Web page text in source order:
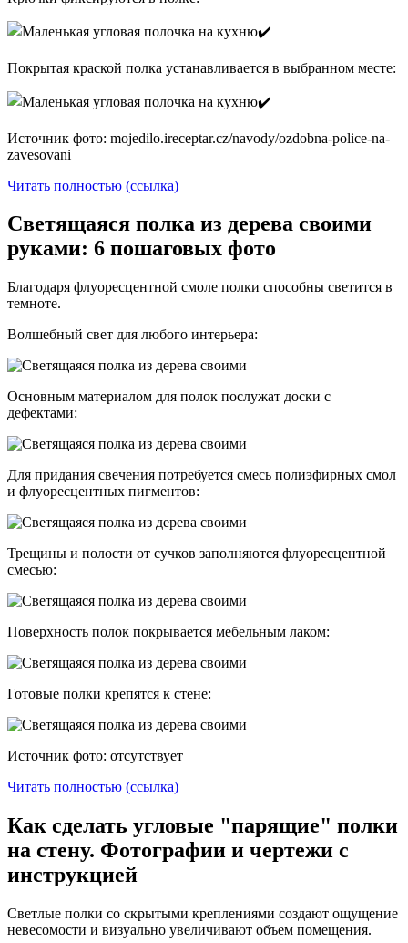
Покрытая краской полка устанавливается в выбранном месте:
Источник фото: mojedilo.ireceptar.cz/navody/ozdobna-police-na-
zavesovani
Читать полностью (ссылка)
Светящаяся полка из дерева своими
руками: 6 пошаговых фото
Благодаря флуоресцентной смоле полки способны светится в
темноте.
Волшебный свет для любого интерьера:
Основным материалом для полок послужат доски с
дефектами:
Для придания свечения потребуется смесь полиэфирных смол
и флуоресцентных пигментов:
Трещины и полости от сучков заполняются флуоресцентной
смесью:
Поверхность полок покрывается мебельным лаком:
Готовые полки крепятся к стене:
Источник фото: отсутствует
Читать полностью (ссылка)
Как сделать угловые "парящие" полки
на стену. Фотографии и чертежи с
инструкцией
Светлые полки со скрытыми креплениями создают ощущение
невесомости и визуально увеличивают объем помещения.